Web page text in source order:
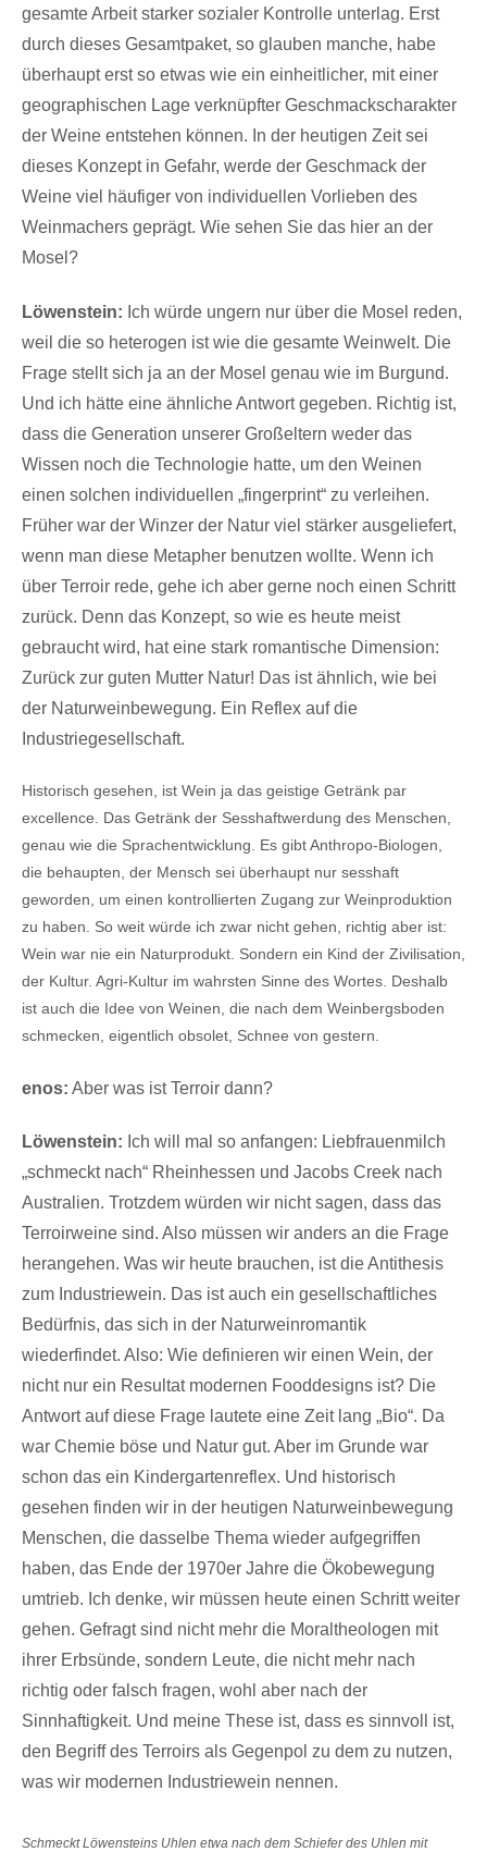
gesamte Arbeit starker sozialer Kontrolle unterlag. Erst
durch dieses Gesamtpaket, so glauben manche, habe
überhaupt erst so etwas wie ein einheitlicher, mit einer
geographischen Lage verknüpfter Geschmackscharakter
der Weine entstehen können. In der heutigen Zeit sei
dieses Konzept in Gefahr, werde der Geschmack der
Weine viel häufiger von individuellen Vorlieben des
Weinmachers geprägt. Wie sehen Sie das hier an der
Mosel?
Löwenstein: Ich würde ungern nur über die Mosel reden,
weil die so heterogen ist wie die gesamte Weinwelt. Die
Frage stellt sich ja an der Mosel genau wie im Burgund.
Und ich hätte eine ähnliche Antwort gegeben. Richtig ist,
dass die Generation unserer Großeltern weder das
Wissen noch die Technologie hatte, um den Weinen
einen solchen individuellen „fingerprint“ zu verleihen.
Früher war der Winzer der Natur viel stärker ausgeliefert,
wenn man diese Metapher benutzen wollte. Wenn ich
über Terroir rede, gehe ich aber gerne noch einen Schritt
zurück. Denn das Konzept, so wie es heute meist
gebraucht wird, hat eine stark romantische Dimension:
Zurück zur guten Mutter Natur! Das ist ähnlich, wie bei
der Naturweinbewegung. Ein Reflex auf die
Industriegesellschaft.
Historisch gesehen, ist Wein ja das geistige Getränk par
excellence. Das Getränk der Sesshaftwerdung des Menschen,
genau wie die Sprachentwicklung. Es gibt Anthropo-Biologen,
die behaupten, der Mensch sei überhaupt nur sesshaft
geworden, um einen kontrollierten Zugang zur Weinproduktion
zu haben. So weit würde ich zwar nicht gehen, richtig aber ist:
Wein war nie ein Naturprodukt. Sondern ein Kind der Zivilisation,
der Kultur. Agri-Kultur im wahrsten Sinne des Wortes. Deshalb
ist auch die Idee von Weinen, die nach dem Weinbergsboden
schmecken, eigentlich obsolet, Schnee von gestern.
enos: Aber was ist Terroir dann?
Löwenstein: Ich will mal so anfangen: Liebfrauenmilch
„schmeckt nach“ Rheinhessen und Jacobs Creek nach
Australien. Trotzdem würden wir nicht sagen, dass das
Terroirweine sind. Also müssen wir anders an die Frage
herangehen. Was wir heute brauchen, ist die Antithesis
zum Industriewein. Das ist auch ein gesellschaftliches
Bedürfnis, das sich in der Naturweinromantik
wiederfindet. Also: Wie definieren wir einen Wein, der
nicht nur ein Resultat modernen Fooddesigns ist? Die
Antwort auf diese Frage lautete eine Zeit lang „Bio“. Da
war Chemie böse und Natur gut. Aber im Grunde war
schon das ein Kindergartenreflex. Und historisch
gesehen finden wir in der heutigen Naturweinbewegung
Menschen, die dasselbe Thema wieder aufgegriffen
haben, das Ende der 1970er Jahre die Ökobewegung
umtrieb. Ich denke, wir müssen heute einen Schritt weiter
gehen. Gefragt sind nicht mehr die Moraltheologen mit
ihrer Erbsünde, sondern Leute, die nicht mehr nach
richtig oder falsch fragen, wohl aber nach der
Sinnhaftigkeit. Und meine These ist, dass es sinnvoll ist,
den Begriff des Terroirs als Gegenpol zu dem zu nutzen,
was wir modernen Industriewein nennen.
Schmeckt Löwensteins Uhlen etwa nach dem Schiefer des Uhlen mit